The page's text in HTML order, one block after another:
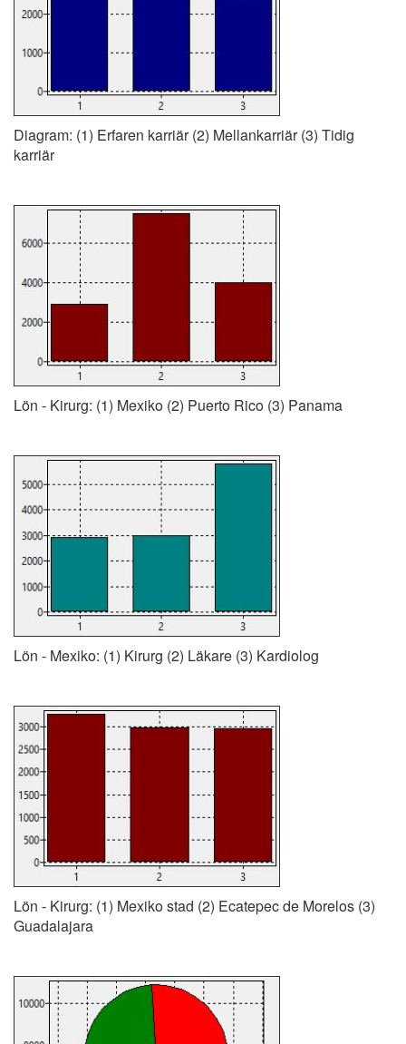
Diagram: (1) Erfaren karriär (2) Mellankarriär (3) Tidig
karriär
Lön - Kirurg: (1) Mexiko (2) Puerto Rico (3) Panama
Lön - Mexiko: (1) Kirurg (2) Läkare (3) Kardiolog
Lön - Kirurg: (1) Mexiko stad (2) Ecatepec de Morelos (3)
Guadalajara